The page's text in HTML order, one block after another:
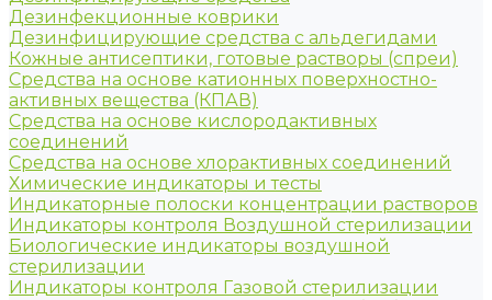
Дезинфекционные коврики
Дезинфицирующие средства с альдегидами
Кожные антисептики, готовые растворы (спреи)
Средства на основе катионных поверхностно-
активных вещества (КПАВ)
Средства на основе кислородактивных
соединений
Средства на основе хлорактивных соединений
Химические индикаторы и тесты
Индикаторные полоски концентрации растворов
Индикаторы контроля Воздушной стерилизации
Биологические индикаторы воздушной
стерилизации
Индикаторы контроля Газовой стерилизации